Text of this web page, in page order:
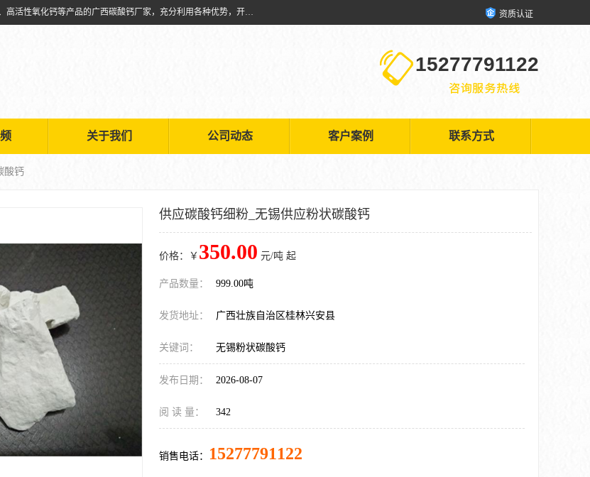
兴安南国金磊粉体厂是从事生产：复合碱批发、氧化钙批发、超细氧化钙、*复合碱、高活性氧化钙等产品的广西碳酸钙厂家，充分利用各种优势，开拓创新，逐步建立了现代企业管理体系，科学.规范的生产体系，严谨的产品质量控制体系，完备的产品质量检验体系。 资质认证
15277791122
关于我们 公司动态 客户案例 联系方式
酸钙
供应碳酸钙细粉_无锡供应粉状碳酸钙
价格：￥ 350.00 元/吨 起
产品数量： 999.00吨
发货地址： 广西壮族自治区桂林兴安县
关键词： 无锡粉状碳酸钙
发布日期： 2026-08-07
阅 读 量： 342
销售电话： 15277791122